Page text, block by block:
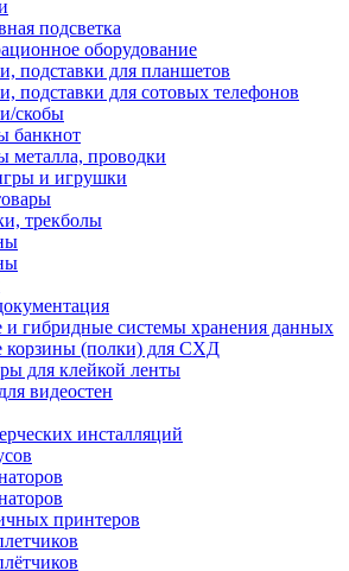
подсветка
оборудование
подставки для планшетов
подставки для сотовых телефонов
скобы
банкнот
металла, проводки
и игрушки
трекболы
и гибридные системы хранения данных
корзины (полки) для СХД
для клейкой ленты
видеостен
инсталляций
принтеров